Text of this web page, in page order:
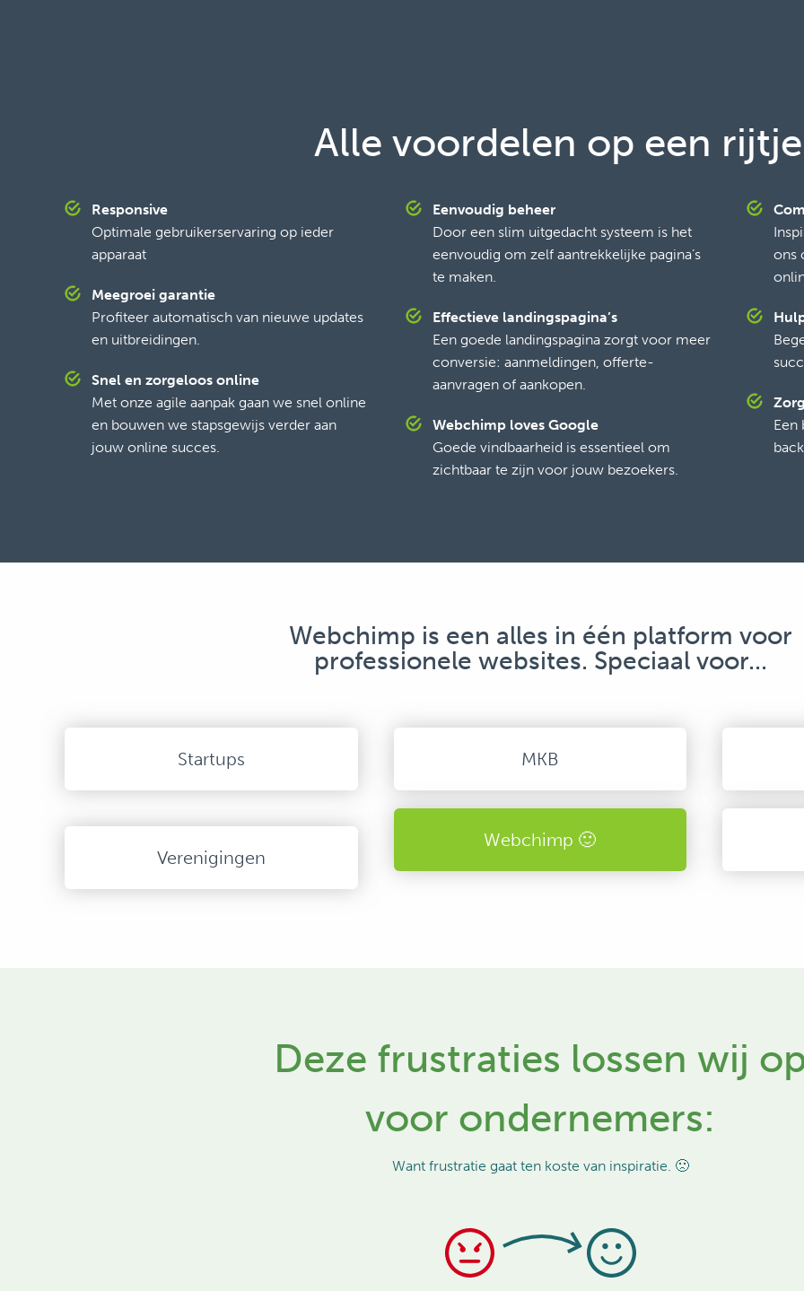
Alle voordelen op een rijtje
Responsive
Optimale gebruikerservaring op ieder
apparaat
Meegroei garantie
Profiteer automatisch van nieuwe updates
en uitbreidingen.
Snel en zorgeloos online
Met onze agile aanpak gaan we snel online
en bouwen we stapsgewijs verder aan
jouw online succes.
Eenvoudig beheer
Door een slim uitgedacht systeem is het
eenvoudig om zelf aantrekkelijke pagina’s
te maken.
Effectieve landingspagina’s
Een goede landingspagina zorgt voor meer
conversie: aanmeldingen, offerte-
aanvragen of aankopen.
Webchimp loves Google
Goede vindbaarheid is essentieel om
zichtbaar te zijn voor jouw bezoekers.
ons
Een
Webchimp is een alles in één platform voor
professionele websites. Speciaal voor...
Startups
Verenigingen
MKB
Webchimp 🙂
Deze frustraties lossen wij
voor ondernemers:
Want frustratie gaat ten koste van inspiratie. 🙁